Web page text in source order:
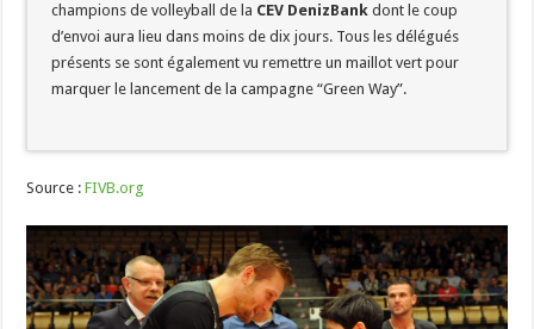
champions de volleyball de la CEV DenizBank dont le coup
d’envoi aura lieu dans moins de dix jours. Tous les délégués
présents se sont également vu remettre un maillot vert pour
marquer le lancement de la campagne “Green Way”.
Source :FIVB.org